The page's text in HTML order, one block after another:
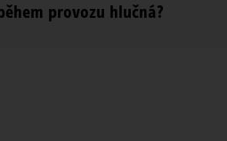
provozu hlučná?